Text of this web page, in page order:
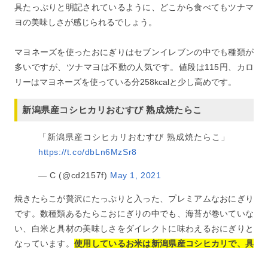
具たっぷりと明記されているように、どこから食べてもツナマ
ヨの美味しさが感じられるでしょう。
マヨネーズを使ったおにぎりはセブンイレブンの中でも種類が
多いですが、ツナマヨは不動の人気です。値段は115円、カロ
リーはマヨネーズを使っている分258kcalと少し高めです。
新潟県産コシヒカリおむすび 熟成焼たらこ
「新潟県産コシヒカリおむすび 熟成焼たらこ」
https://t.co/dbLn6MzSr8
— C (@cd2157f) May 1, 2021
焼きたらこが贅沢にたっぷりと入った、プレミアムなおにぎり
です。数種類あるたらこおにぎりの中でも、海苔が巻いていな
い、白米と具材の美味しさをダイレクトに味わえるおにぎりと
なっています。使用しているお米は新潟県産コシヒカリで、具